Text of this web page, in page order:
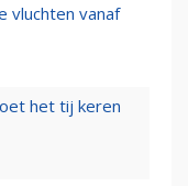
vluchten vanaf
het tij keren